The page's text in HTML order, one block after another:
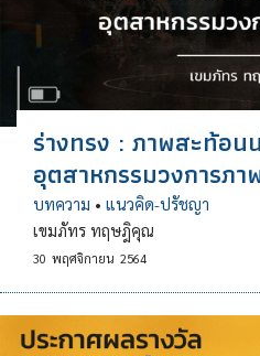
ร่างทรง : ภาพสะท้อ
อุตสาหกรรมวงการภ
บทความ • แนวคิด-ปรัชญา
เขมภัทร ทฤษฎิคุณ
30 พฤศจิกายน 2564